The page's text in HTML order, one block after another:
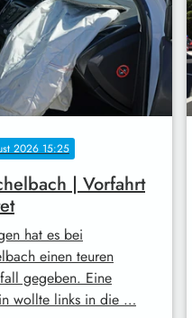
2026 15:25
| Vorfahrt
hat es bei
einen teuren
gegeben. Eine
wollte links in die …